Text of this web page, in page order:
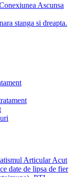
Ascunsa
stanga si dreapta.
Articular Acut
date de lipsa de fier